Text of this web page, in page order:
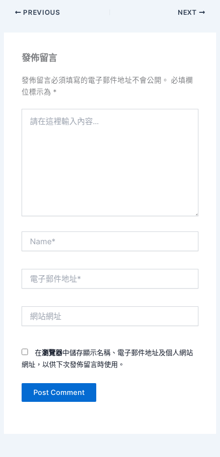
PREVIOUS NEXT
發佈留言
發佈留言必須填寫的電子郵件地址不會公開。 必填欄
位標示為 *
在瀏覽器中儲存顯示名稱、電子郵件地址及個人網站
網址，以供下次發佈留言時使用。